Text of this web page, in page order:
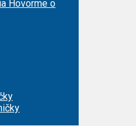
Hovorme o